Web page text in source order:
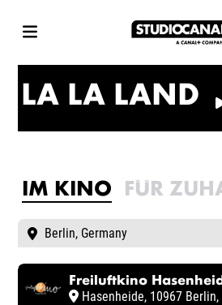
LA LA LAND
IM KINO FÜR
Freiluftkino
Hasenheide, 10967 Berlin,